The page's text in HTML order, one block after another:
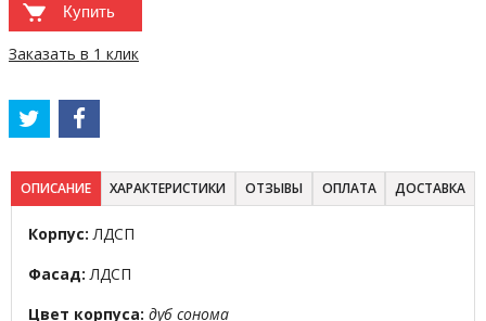
Купить
Заказать в 1 клик
ОПИСАНИЕ ХАРАКТЕРИСТИКИ ОТЗЫВЫ ОПЛАТА ДОСТАВКА
Корпус:ЛДСП
Фасад: ЛДСП
Цвет корпуса: дуб сонома